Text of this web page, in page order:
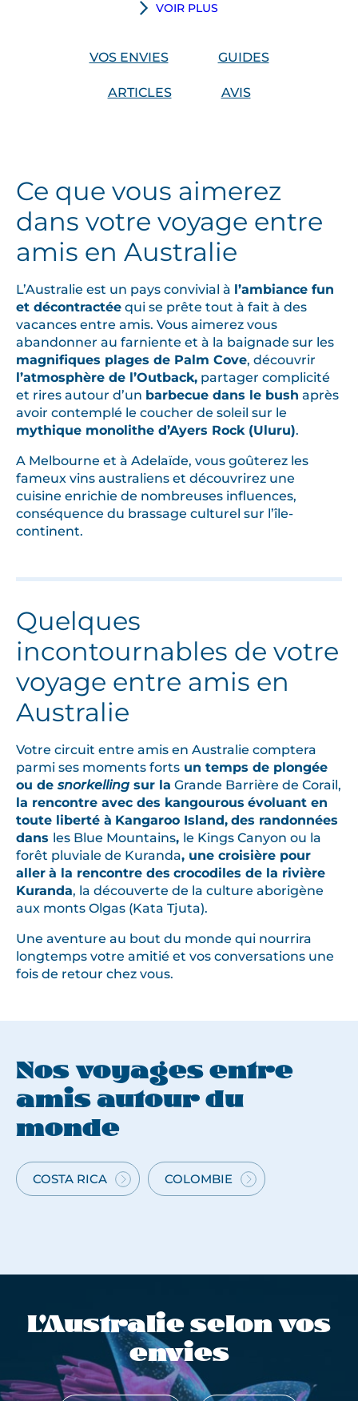
l
s
t
o
u
r
n
é
s
v
e
r
l
a
n
a
r
?
o
t
r
e
v
o
y
a
g
e
e
n
u
s
i
v
o
s
e
n
VOIR PLUS
VOS ENVIES GUIDES
ARTICLES AVIS
Ce que vous aimerez
dans votre voyage entre
amis en Australie
L’Australie est un pays convivial à l’ambiance fun
et décontractée qui se prête tout à fait à des
vacances entre amis. Vous aimerez vous
abandonner au farniente et à la baignade sur les
magnifiques plages de Palm Cove, découvrir
l’atmosphère de l’Outback, partager complicité
et rires autour d’un barbecue dans le bush après
avoir contemplé le coucher de soleil sur le
mythique monolithe d’Ayers Rock (Uluru).
A Melbourne et à Adelaïde, vous goûterez les
fameux vins australiens et découvrirez une
cuisine enrichie de nombreuses influences,
conséquence du brassage culturel sur l’île-
continent.
Quelques
incontournables de votre
voyage entre amis en
Australie
Votre circuit entre amis en Australie comptera
parmi ses moments forts un temps de plongée
ou de snorkelling sur la Grande Barrière de Corail,
la rencontre avec des kangourous évoluant en
toute liberté à Kangaroo Island, des randonnées
dans les Blue Mountains, le Kings Canyon ou la
forêt pluviale de Kuranda, une croisière pour
aller à la rencontre des crocodiles de la rivière
Kuranda, la découverte de la culture aborigène
aux monts Olgas (Kata Tjuta).
Une aventure au bout du monde qui nourrira
longtemps votre amitié et vos conversations une
fois de retour chez vous.
Nos voyages entre
amis autour du
monde
VOYAGE
COSTA RICA
VOYAGE
COLOMBIE
L'Australie selon vos
envies